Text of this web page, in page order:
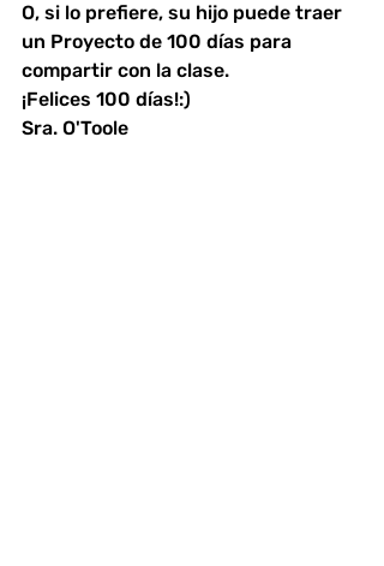
O, si lo prefiere, su hijo puede traer
un Proyecto de 100 días para
compartir con la clase.
¡Felices 100 días!:)
Sra. O'Toole